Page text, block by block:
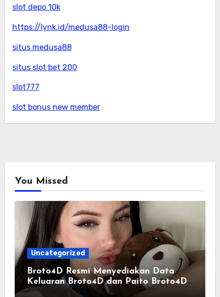
slot depo 10k
https://lynk.id/medusa88-login
situs medusa88
situs slot bet 200
slot777
slot bonus new member
You Missed
Uncategorized
Broto4D Resmi Menyediakan Data
Keluaran Broto4D dan Paito Broto4D
yang Selalu Diperbarui